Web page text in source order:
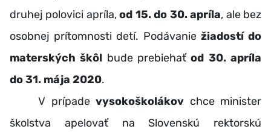
druhej polovici apríla,od 15. do 30. apríla, ale bez
osobnej prítomnosti detí. Podávanie žiadostí do
materských škôl bude prebiehaťod 30. apríla
do 31. mája 2020.
V prípadevysokoškolákov chce minister
školstva apelovať na Slovenskú rektorskú